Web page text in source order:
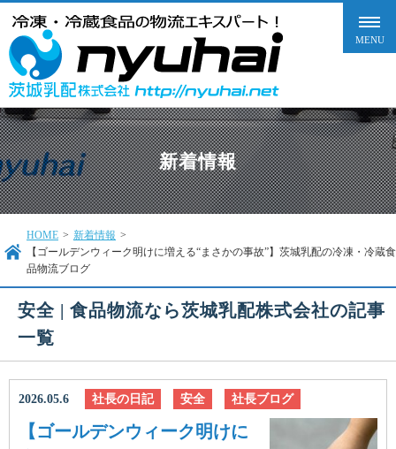
新着情報
HOME > 新着情報 >
【ゴールデンウィーク明けに増える“まさかの事故”】茨城乳配の冷凍・冷蔵食
品物流ブログ
安全 | 食品物流なら茨城乳配株式会社の記事
一覧
2026.05.6 社長の日記 安全 社長ブログ
【ゴールデンウィーク明けに